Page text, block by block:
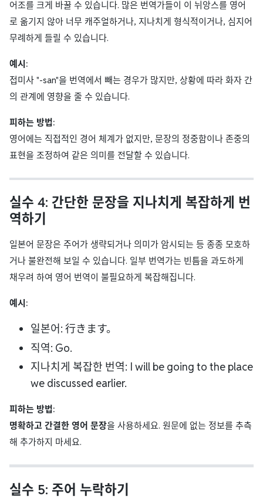
어조를 크게 바꿀 수 있습니다. 많은 번역가들이 이 뉘앙스를 영어
로 옮기지 않아 너무 캐주얼하거나, 지나치게 형식적이거나, 심지어
무례하게 들릴 수 있습니다.
예시:
접미사 "-san"을 번역에서 빼는 경우가 많지만, 상황에 따라 화자 간
의 관계에 영향을 줄 수 있습니다.
피하는 방법:
영어에는 직접적인 경어 체계가 없지만, 문장의 정중함이나 존중의
표현을 조정하여 같은 의미를 전달할 수 있습니다.
실수 4: 간단한 문장을 지나치게 복잡하게 번
역하기
일본어 문장은 주어가 생략되거나 의미가 암시되는 등 종종 모호하
거나 불완전해 보일 수 있습니다. 일부 번역가는 빈틈을 과도하게
채우려 하여 영어 번역이 불필요하게 복잡해집니다.
예시:
일본어: 行きます。
직역: Go.
지나치게 복잡한 번역: I will be going to the place
we discussed earlier.
피하는 방법:
명확하고 간결한 영어 문장을 사용하세요. 원문에 없는 정보를 추측
해 추가하지 마세요.
실수 5: 주어 누락하기